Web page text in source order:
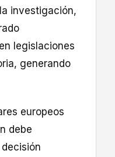
investigación,
legislaciones
generando
europeos
debe